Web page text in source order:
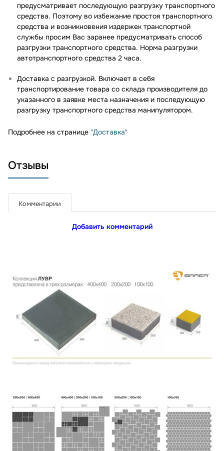
предусматривает последующую разгрузку транспортного
средства. Поэтому во избежание простоя транспортного
средства и возникновения издержек транспортной
службы просим Вас заранее предусматривать способ
разгрузки транспортного средства. Норма разгрузки
автотранспортного средства 2 часа.
Доставка с разгрузкой. Включает в себя
транспортирование товара со склада производителя до
указанного в заявке места назначения и последующую
разгрузку транспортного средства манипулятором.
Подробнее на странице "Доставка"
Отзывы
Комментарии
Добавить комментарий